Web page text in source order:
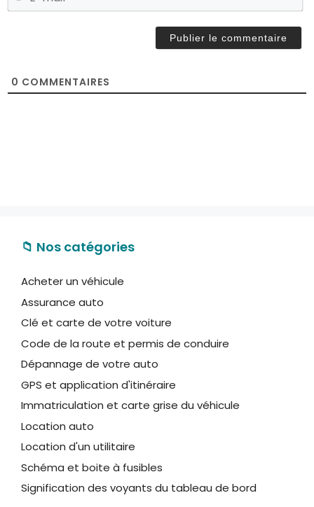
*-
0 COMMENTAIRES
📁 Nos catégories
Acheter un véhicule
Assurance auto
Clé et carte de votre voiture
Code de la route et permis de conduire
Dépannage de votre auto
GPS et application d'itinéraire
Immatriculation et carte grise du véhicule
Location auto
Location d'un utilitaire
Schéma et boite à fusibles
Signification des voyants du tableau de bord